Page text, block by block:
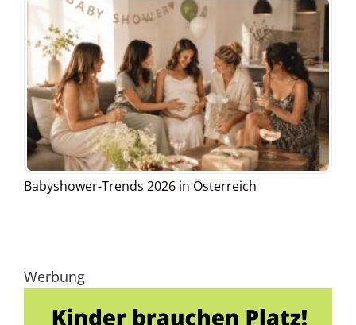
Babyshower-Trends 2026 in Österreich
Werbung